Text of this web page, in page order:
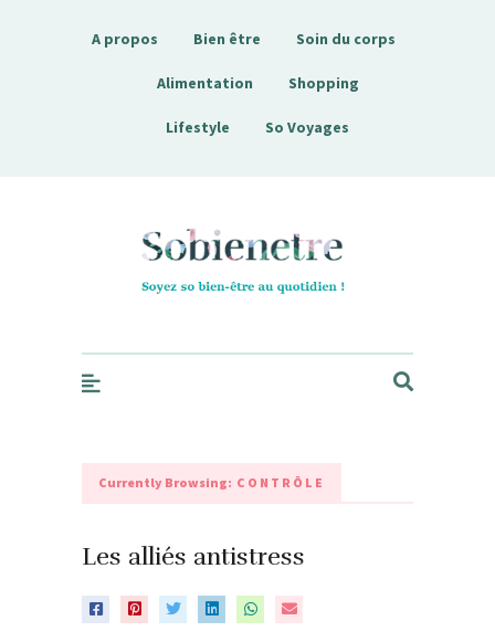
A propos Bien être Soin du corps
Alimentation Shopping
Lifestyle So Voyages
Sobienetre
Currently Browsing: CONTRÔLE
Les alliés antistress